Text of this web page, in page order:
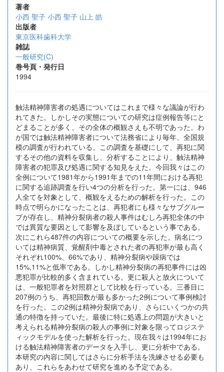
著者
小西 聖子 小西 聖子 山上 皓
出版者
東京医科歯科大学
雑誌
一般研究(C)
巻号頁・発行日
1994
触法精神障害者の処遇についてはこれまで様々な議論が行わ
れてきた。しかしその実態についての研究は症例報告等にと
どまることが多く、その全体の概観さえも不明であった。わ
が国では触法精神障害者について法務省により毎年、全国規
模の調査が行われている。この調査を基礎にして、再犯に関
するその他の資料を収集し、分析することにより、触法精神
障害者の犯罪及び処遇に関する知見をえた。今回我々はこの
全例について1981年から1991年までの11年間における再犯
に関する追跡調査を行い4つの分析を行った。第一には、946
人全てを対象として、概観をえるための解析を行った。この
時点で明らかになったことは、再犯者にも様々なサブグルー
プが存在し、精神分裂病者の殺人事件はむしろ再犯全体の中
では異質な要因として影響を及ぼしているという事である。
次にこれら487件の内容についての概要を示した。病名につ
いては精神病質、覚醒剤中毒とされた者の再犯率が最も高く
それぞれ100%、66%であり、精神分裂病や躁病では
15%,11%と低率である。しかし精神分裂病の再犯事件には凶
悪犯罪が比較的多く含まれている。更に殺人と放火について
は、一般犯罪者を対照群として比較を行っている。三番目に
207例のうち、再犯回数が最も多かった2例について事例検討
を行った。この2例は精神分裂病であり、さらにいくつかの共
通の特徴を持っていた。最後に特に処遇上の問題が大きいと
考えられる精神分裂病の殺人の事例に対象を限ってロジステ
ィックモデルを使った解析を行った。現在我々は1994年にお
ける触法精神障害者のデータを入手し、更に分析中である。
本研究の内容に関してはさらに分析手法を洗練させる必要も
あり、これらをあわせて研究を進める予定である。